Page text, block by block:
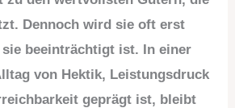
Dennoch wird sie oft erst
beeinträchtigt ist. In einer
von Hektik, Leistungsdruck
geprägt ist, bleibt